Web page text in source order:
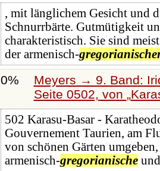
, mit länglichem Gesicht und
Schnurrbärte. Gutmütigkeit
charakteristisch. Sie sind
der armenisch-
0%
Meyers → 9. Band:
Seite 0502, von
502 Karasu-Basar -
Gouvernement Taurien, am
von schönen Gärten
armenisch-gregorianische